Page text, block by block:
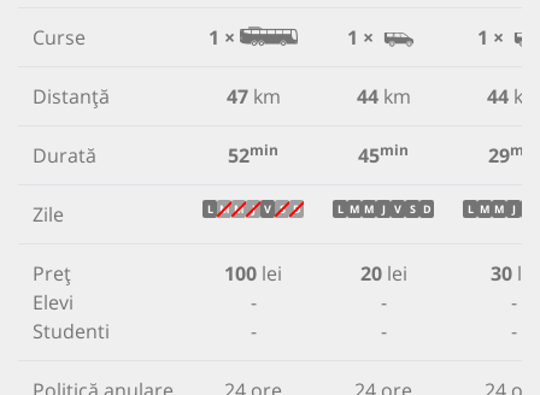
Curse 1 × 1 × 1 ×
Distanță 47km 44km 44km
Durată 52min 45min 29min
Zile L M M J V S D L M M J V S D L M M J
Preț
Elevi
Studenti
100 lei
-
-
20lei
-
-
30lei
-
-